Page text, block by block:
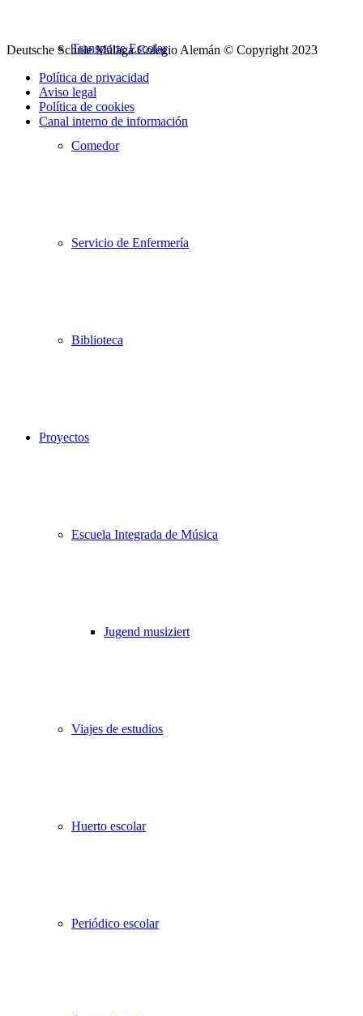
Transporte Escolar
Comedor
Servicio de Enfermería
Biblioteca
Proyectos
Escuela Integrada de Música
Jugend musiziert
Viajes de estudios
Huerto escolar
Periódico escolar
Deutsche Schule Málaga Colegio Alemán © Copyright 2023
Política de privacidad
Aviso legal
Política de cookies
Canal interno de información
Desplazarse